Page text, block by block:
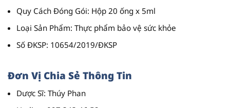
Quy Cách Đóng Gói: Hộp 20 ống x 5ml
Loại Sản Phẩm: Thực phẩm bảo vệ sức khỏe
Số ĐKSP: 10654/2019/ĐKSP
Đơn Vị Chia Sẻ Thông Tin
Dược Sĩ: Thúy Phan